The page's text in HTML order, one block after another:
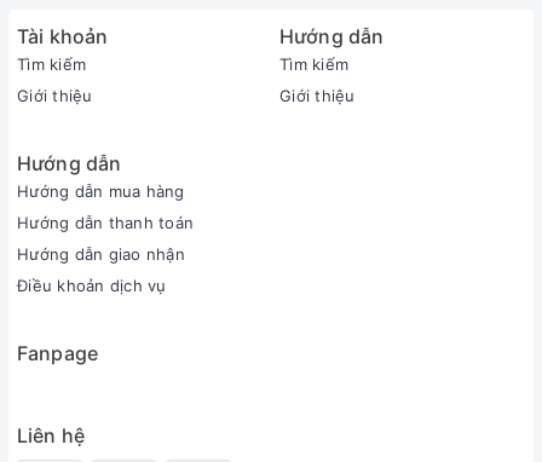
Tài khoản
Tìm kiếm
Giới thiệu
Hướng dẫn
Tìm kiếm
Giới thiệu
Hướng dẫn
Hướng dẫn mua hàng
Hướng dẫn thanh toán
Hướng dẫn giao nhận
Điều khoản dịch vụ
Fanpage
Liên hệ